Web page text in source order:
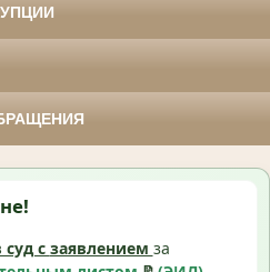
суд с заявлением за